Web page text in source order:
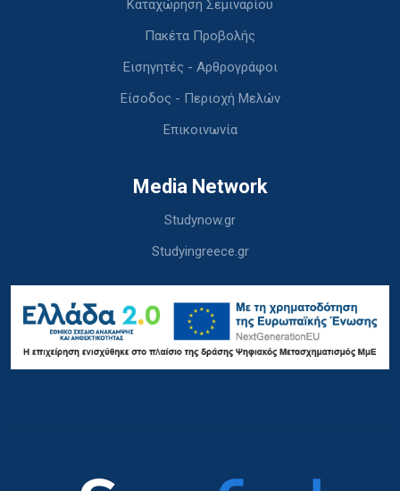
Καταχώρηση Σεμιναρίου
Πακέτα Προβολής
Εισηγητές - Αρθρογράφοι
Είσοδος - Περιοχή Μελών
Επικοινωνία
Media Network
Studynow.gr
Studyingreece.gr